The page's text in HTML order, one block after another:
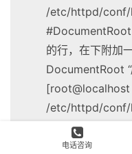
/etc/httpd/
的行，在下附加
DocumentRoot
/etc/httpd/
电话咨询